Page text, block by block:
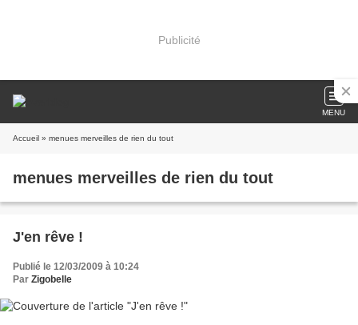
Publicité
MENU
Accueil » menues merveilles de rien du tout
menues merveilles de rien du tout
J'en rêve !
Publié le 12/03/2009 à 10:24
Par Zigobelle